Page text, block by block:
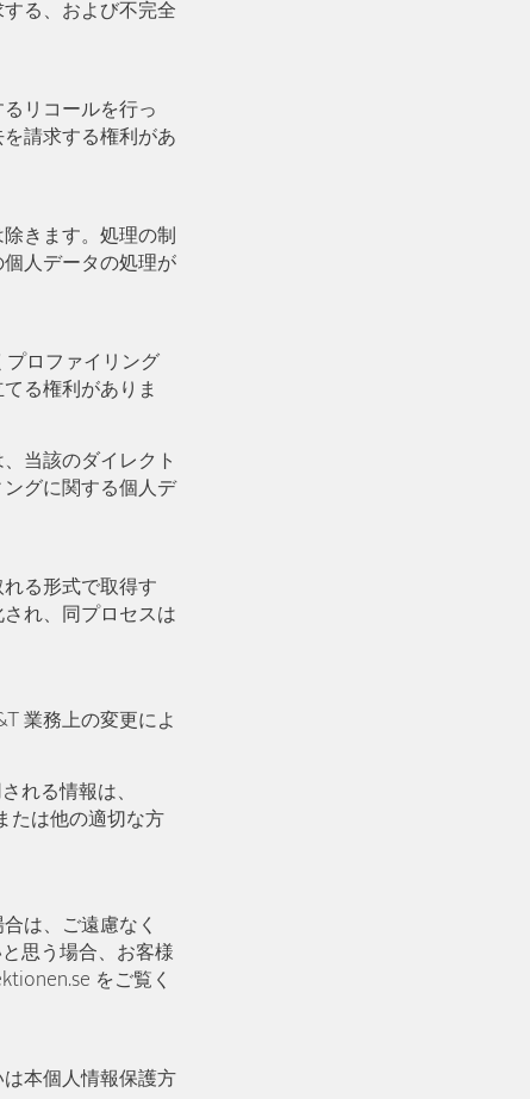
る、および不完全
リコールを行っ
請求する権利があ
きます。処理の制
人データの処理が
ロファイリング
る権利がありま
当該のダイレクト
グに関する個人デ
る形式で取得す
れ、同プロセスは
業務上の変更によ
れる情報は、
たは他の適切な方
は、ご遠慮なく
思う場合、お客様
をご覧く
本個人情報保護方